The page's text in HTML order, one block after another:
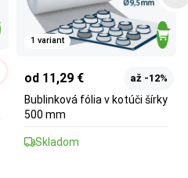
1 variant
od 11,29 € až -12%
Bublinková fólia v kotúči šírky
500 mm
Skladom